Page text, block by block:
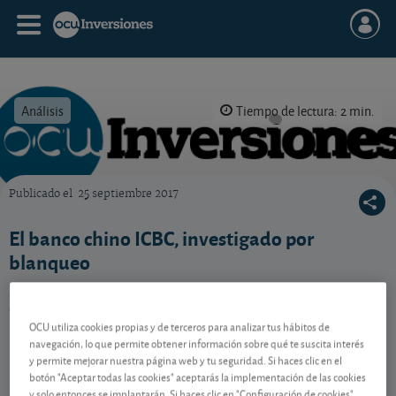
Análisis Tiempo de lectura: 2 min.
Publicado el 25 septiembre 2017
El banco chino ICBC, investigado por
blanqueo
Contenido reservado a SOCIOS
OCU utiliza cookies propias y de terceros para analizar tus hábitos de
navegación, lo que permite obtener información sobre qué te suscita interés
y permite mejorar nuestra página web y tu seguridad. Si haces clic en el
botón "Aceptar todas las cookies" aceptarás la implementación de las cookies